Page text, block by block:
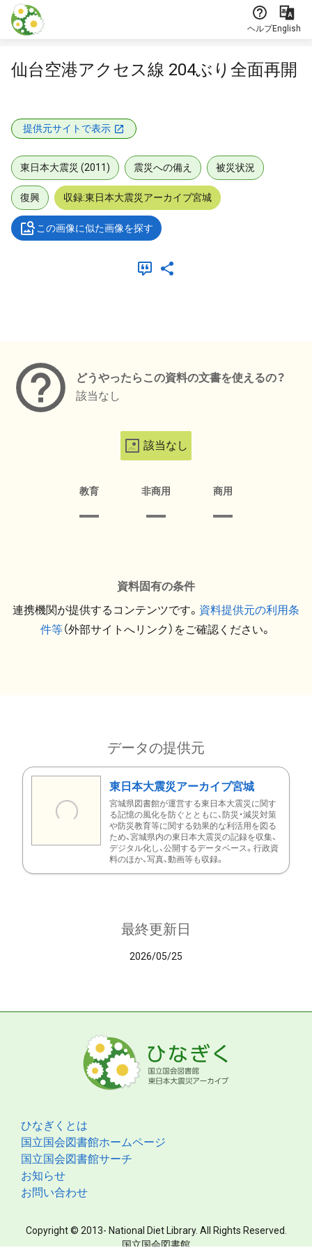
本文に飛ぶ
ヘルプEnglish
仙台空港アクセス線 204ぶり全面再開
提供元サイトで表示
東日本大震災 (2011) 震災への備え 被災状況
復興 収録:東日本大震災アーカイブ宮城
この画像に似た画像を探す
どうやったらこの資料の文書を使えるの？
該当なし
該当なし
教育 非商用 商用
資料固有の条件
連携機関が提供するコンテンツです。 資料提供元の利用条
件等（外部サイトへリンク）をご確認ください。
データの提供元
東日本大震災アーカイブ宮城
宮城県図書館が運営する東日本大震災に関す
る記憶の風化を防ぐとともに、防災・減災対策
や防災教育等に関する効果的な利活用を図る
ため、宮城県内の東日本大震災の記録を収集、
デジタル化し、公開するデータベース。行政資
料のほか、写真、動画等も収録。
最終更新日
2026/05/25
ひなぎくとは
国立国会図書館ホームページ
国立国会図書館サーチ
お知らせ
お問い合わせ
Copyright © 2013- National Diet Library. All Rights Reserved.